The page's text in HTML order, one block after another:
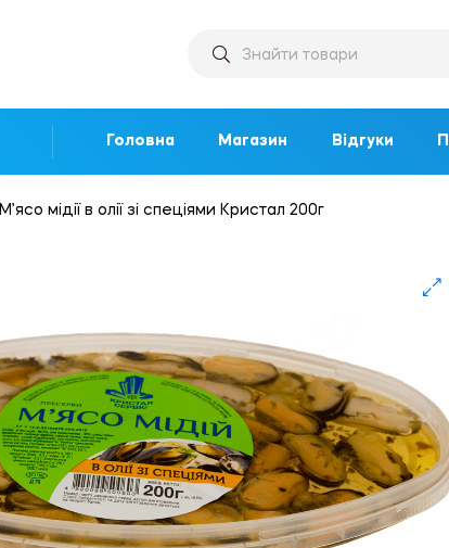
Головна Магазин Відгуки
М’ясо мідії в олії зі спеціями Кристал 200г